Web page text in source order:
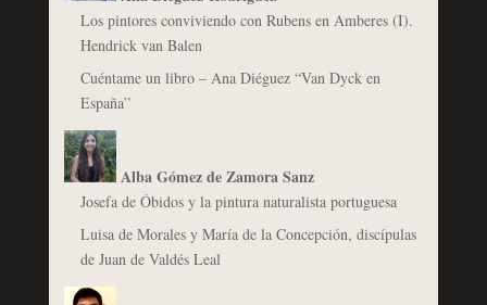
Los pintores conviviendo con Rubens en Amberes (I).
Hendrick van Balen
Cuéntame un libro – Ana Diéguez “Van Dyck en
España”
Alba Gómez de Zamora Sanz
Josefa de Óbidos y la pintura naturalista portuguesa
Luisa de Morales y María de la Concepción, discípulas
de Juan de Valdés Leal